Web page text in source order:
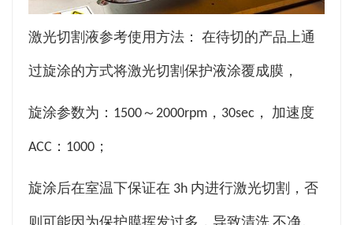
激光切割液参考使用方法： 在待切的产品上通
过旋涂的方式将激光切割保护液涂覆成膜，
旋涂参数为：1500～2000rpm，30sec， 加速度
ACC：1000；
旋涂后在室温下保证在 3h 内进行激光切割，否